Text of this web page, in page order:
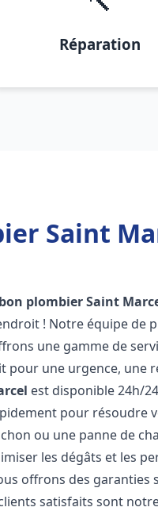
Réparation
Saint
bon plombierSaint
! Notre équipe de
une gamme de
pour une urgence,
est disponible 24h/
pour résoudre
ou une panne de
les dégâts et les
offrons des garanties
satisfaits sont